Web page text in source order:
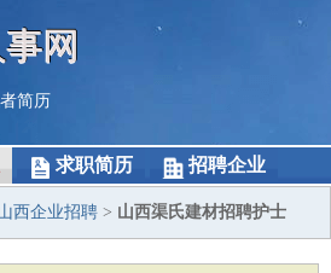
网
简历
求职简历 招聘企业
西企业招聘 > 山西渠氏建材招聘护士